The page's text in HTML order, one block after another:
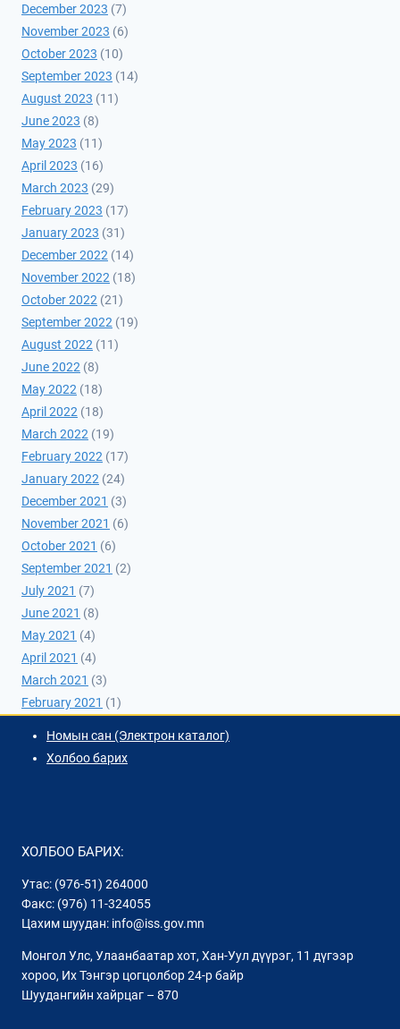
December 2023 (7)
November 2023 (6)
October 2023 (10)
September 2023 (14)
August 2023 (11)
June 2023 (8)
May 2023 (11)
April 2023 (16)
March 2023 (29)
February 2023 (17)
January 2023 (31)
December 2022 (14)
November 2022 (18)
October 2022 (21)
September 2022 (19)
August 2022 (11)
June 2022 (8)
May 2022 (18)
April 2022 (18)
March 2022 (19)
February 2022 (17)
January 2022 (24)
December 2021 (3)
November 2021 (6)
October 2021 (6)
September 2021 (2)
July 2021 (7)
June 2021 (8)
May 2021 (4)
April 2021 (4)
March 2021 (3)
February 2021 (1)
Номын сан (Электрон каталог)
Холбоо барих
ХОЛБОО БАРИХ:
Утас: (976-51) 264000
Факс: (976) 11-324055
Цахим шуудан: info@iss.gov.mn
Монгол Улс, Улаанбаатар хот, Хан-Уул дүүрэг, 11 дүгээр
хороо, Их Тэнгэр цогцолбор 24-р байр
Шуудангийн хайрцаг – 870